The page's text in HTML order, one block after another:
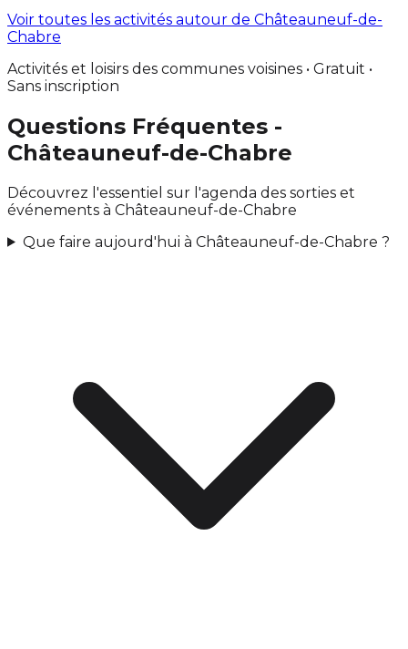
Voir toutes les activités autour de Châteauneuf-de-
Chabre
Activités et loisirs des communes voisines • Gratuit •
Sans inscription
Questions Fréquentes -
Châteauneuf-de-Chabre
Découvrez l'essentiel sur l'agenda des sorties et
événements à Châteauneuf-de-Chabre
Que faire aujourd'hui à Châteauneuf-de-Chabre ?